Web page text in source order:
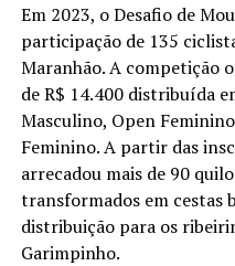
Em 2023, o Desafio de
participação de 135
Maranhão. A competição
de R$ 14.400 distribuída
Masculino, Open
Feminino. A partir das
arrecadou mais de 90
transformados em cestas
distribuição para os
Garimpinho.